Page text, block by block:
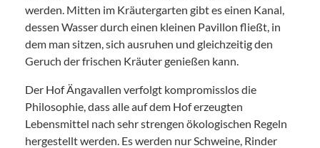
werden. Mitten im Kräutergarten gibt es einen Kanal,
dessen Wasser durch einen kleinen Pavillon fließt, in
dem man sitzen, sich ausruhen und gleichzeitig den
Geruch der frischen Kräuter genießen kann.
Der Hof Ängavallen verfolgt kompromisslos die
Philosophie, dass alle auf dem Hof erzeugten
Lebensmittel nach sehr strengen ökologischen Regeln
hergestellt werden. Es werden nur Schweine, Rinder